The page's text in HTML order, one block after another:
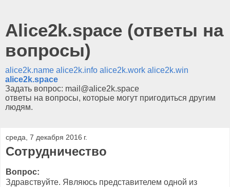
Alice2k.space (ответы на
вопросы)
alice2k.name alice2k.info alice2k.work alice2k.win
alice2k.space
Задать вопрос: mail@alice2k.space
ответы на вопросы, которые могут пригодиться другим
людям.
среда, 7 декабря 2016 г.
Сотрудничество
Вопрос:
Здравствуйте. Являюсь представителем одной из